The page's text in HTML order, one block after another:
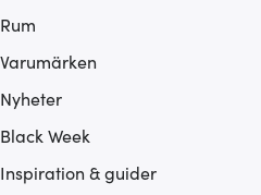
Rum
Varumärken
Nyheter
Black Week
Inspiration & guider